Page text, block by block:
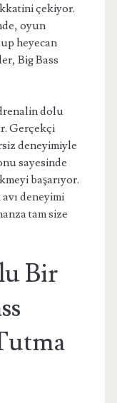
çekiyor.
oyun
heyecan
Big Bass
dolu
Gerçekçi
deneyimiyle
sayesinde
başarıyor.
deneyimi
tam size
Bir